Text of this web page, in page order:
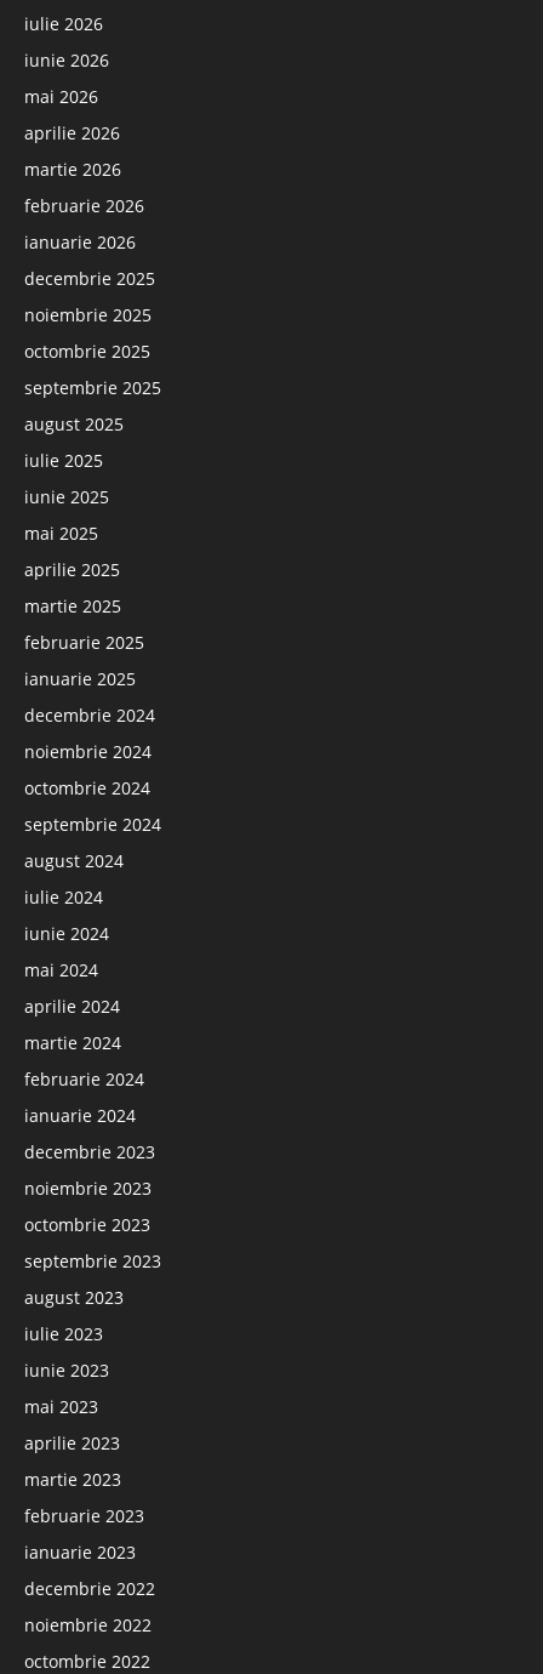
iulie 2026
iunie 2026
mai 2026
aprilie 2026
martie 2026
februarie 2026
ianuarie 2026
decembrie 2025
noiembrie 2025
octombrie 2025
septembrie 2025
august 2025
iulie 2025
iunie 2025
mai 2025
aprilie 2025
martie 2025
februarie 2025
ianuarie 2025
decembrie 2024
noiembrie 2024
octombrie 2024
septembrie 2024
august 2024
iulie 2024
iunie 2024
mai 2024
aprilie 2024
martie 2024
februarie 2024
ianuarie 2024
decembrie 2023
noiembrie 2023
octombrie 2023
septembrie 2023
august 2023
iulie 2023
iunie 2023
mai 2023
aprilie 2023
martie 2023
februarie 2023
ianuarie 2023
decembrie 2022
noiembrie 2022
octombrie 2022